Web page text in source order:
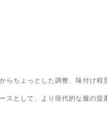
らちょっとした調整、味付け程
スとして、より現代的な服の提